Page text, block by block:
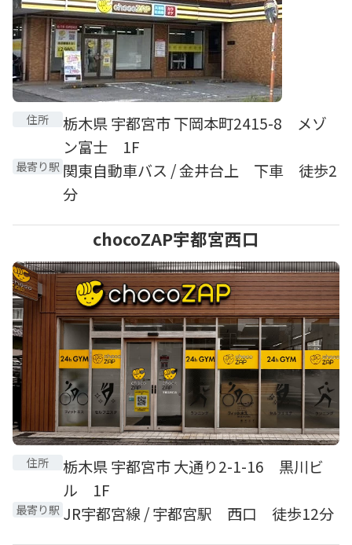
住所
栃木県 宇都宮市 下岡本町2415-8 メゾ
ン富士 1F
最寄り駅 関東自動車バス / 金井台上 下車 徒歩2
分
chocoZAP宇都宮西口
住所
栃木県 宇都宮市 大通り2-1-16 黒川ビ
ル 1F
最寄り駅 JR宇都宮線 / 宇都宮駅 西口 徒歩12分